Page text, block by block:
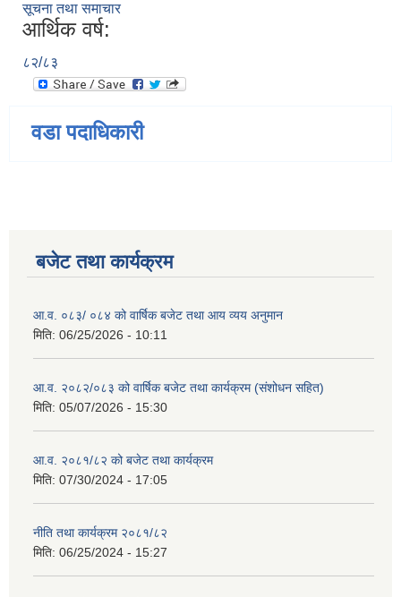
सूचना तथा समाचार
आर्थिक वर्ष:
८२/८३
वडा पदाधिकारी
बजेट तथा कार्यक्रम
आ.व. ०८३/ ०८४ को वार्षिक बजेट तथा आय व्यय अनुमान
मिति: 06/25/2026 - 10:11
आ.व. २०८२/०८३ को वार्षिक बजेट तथा कार्यक्रम (संशोधन सहित)
मिति: 05/07/2026 - 15:30
आ.व. २०८१/८२ को बजेट तथा कार्यक्रम
मिति: 07/30/2024 - 17:05
नीति तथा कार्यक्रम २०८१/८२
मिति: 06/25/2024 - 15:27